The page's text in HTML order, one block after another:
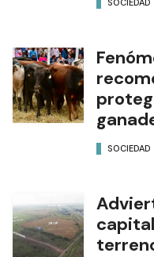
SOCIEDAD
SOCIEDAD